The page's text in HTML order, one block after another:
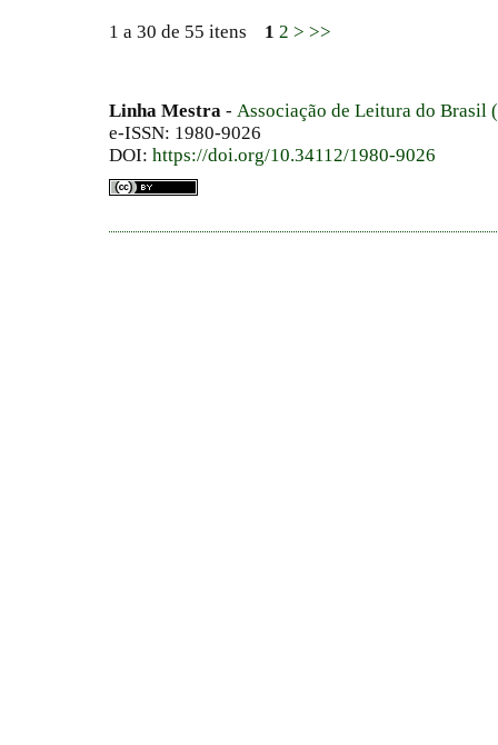
1 a 30 de 55 itens 1 2 > >>
Linha Mestra - Associação de Leitura do Brasil
e-ISSN: 1980-9026
DOI: https://doi.org/10.34112/1980-9026